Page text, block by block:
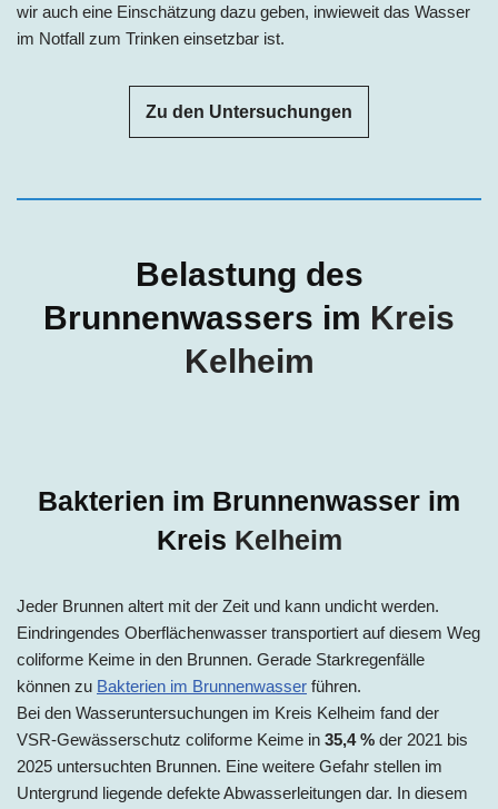
wir auch eine Einschätzung dazu geben, inwieweit das Wasser
im Notfall zum Trinken einsetzbar ist.
Zu den Untersuchungen
Belastung des
Brunnenwassers im Kreis
Kelheim
Bakterien im Brunnenwasser im
Kreis Kelheim
Jeder Brunnen altert mit der Zeit und kann undicht werden.
Eindringendes Oberflächenwasser transportiert auf diesem Weg
coliforme Keime in den Brunnen. Gerade Starkregenfälle
können zu Bakterien im Brunnenwasser führen.
Bei den Wasseruntersuchungen im Kreis Kelheim fand der
VSR-Gewässerschutz coliforme Keime in 35,4 % der 2021 bis
2025 untersuchten Brunnen. Eine weitere Gefahr stellen im
Untergrund liegende defekte Abwasserleitungen dar. In diesem